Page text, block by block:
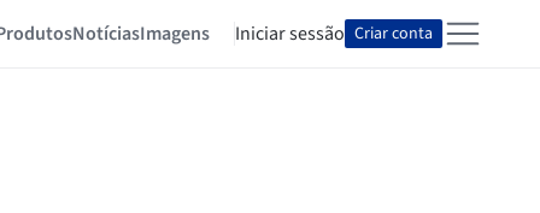
NotíciasImagens Iniciar sessão Criar conta